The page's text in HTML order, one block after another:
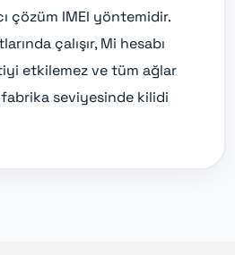
çözüm IMEI yöntemidir.
çalışır, Mi hesabı
etkilemez ve tüm ağlar
seviyesinde kilidi